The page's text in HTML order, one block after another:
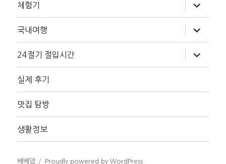
체험기
위
메
확
장
국내여행
위
메
확
장
24절기 절입시간
위
메
장
실제 후기
맛집 탐방
생활정보
베베얌 Proudly powered by WordPress